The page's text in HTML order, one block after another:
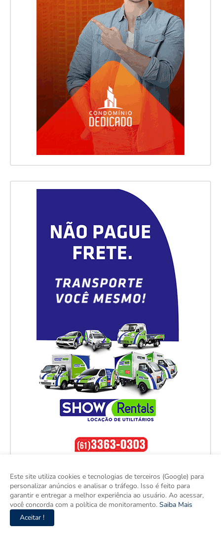
Este site utiliza cookies e tecnologias de terceiros (Google) para
personalizar anúncios e analisar o tráfego. Isso é feito para
garantir e entregar a melhor experiência ao usuário. Ao acessar,
você concorda com a política de monitoramento. Saiba Mais
Aceitar !